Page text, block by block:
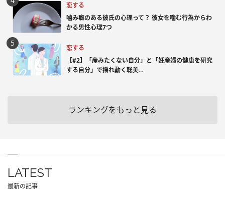
恋する
噛み癖のある彼氏の心理って？ 彼女を噛む行為からわ
かる男性心理7つ
恋する
【#2】「産みたくない自分」と「妊産婦の健康を研究
する自分」で揺れ動く聡美...
ランキングをもっと見る
LATEST
最新の記事